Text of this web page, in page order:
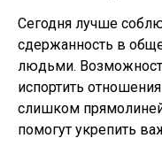
Сегодня лучше
сдержанность в
людьми.
испортить
слишком
помогут укрепить